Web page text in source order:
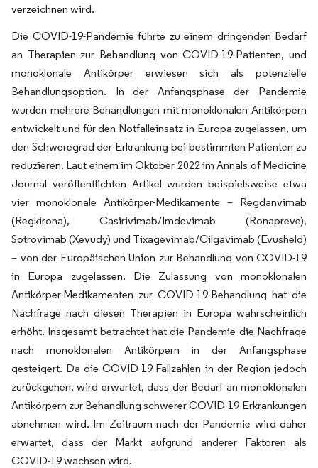
verzeichnen wird.
Die COVID-19-Pandemie führte zu einem dringenden Bedarf
an Therapien zur Behandlung von COVID-19-Patienten, und
monoklonale Antikörper erwiesen sich als potenzielle
Behandlungsoption. In der Anfangsphase der Pandemie
wurden mehrere Behandlungen mit monoklonalen Antikörpern
entwickelt und für den Notfalleinsatz in Europa zugelassen, um
den Schweregrad der Erkrankung bei bestimmten Patienten zu
reduzieren. Laut einem im Oktober 2022 im Annals of Medicine
Journal veröffentlichten Artikel wurden beispielsweise etwa
vier monoklonale Antikörper-Medikamente – Regdanvimab
(Regkirona), Casirivimab/Imdevimab (Ronapreve),
Sotrovimab (Xevudy) und Tixagevimab/Cilgavimab (Evusheld)
– von der Europäischen Union zur Behandlung von COVID-19
in Europa zugelassen. Die Zulassung von monoklonalen
Antikörper-Medikamenten zur COVID-19-Behandlung hat die
Nachfrage nach diesen Therapien in Europa wahrscheinlich
erhöht. Insgesamt betrachtet hat die Pandemie die Nachfrage
nach monoklonalen Antikörpern in der Anfangsphase
gesteigert. Da die COVID-19-Fallzahlen in der Region jedoch
zurückgehen, wird erwartet, dass der Bedarf an monoklonalen
Antikörpern zur Behandlung schwerer COVID-19-Erkrankungen
abnehmen wird. Im Zeitraum nach der Pandemie wird daher
erwartet, dass der Markt aufgrund anderer Faktoren als
COVID-19 wachsen wird.